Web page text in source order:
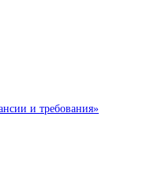
и требования»